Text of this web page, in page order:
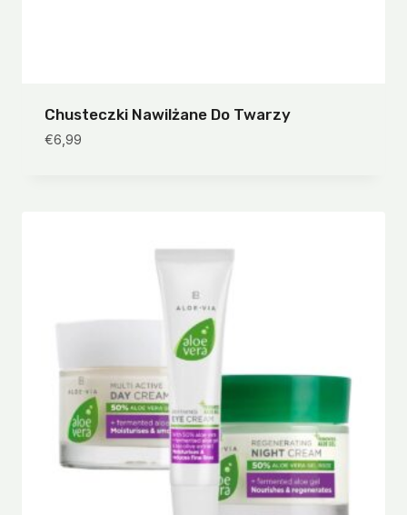
Chusteczki Nawilżane Do Twarzy
€6,99